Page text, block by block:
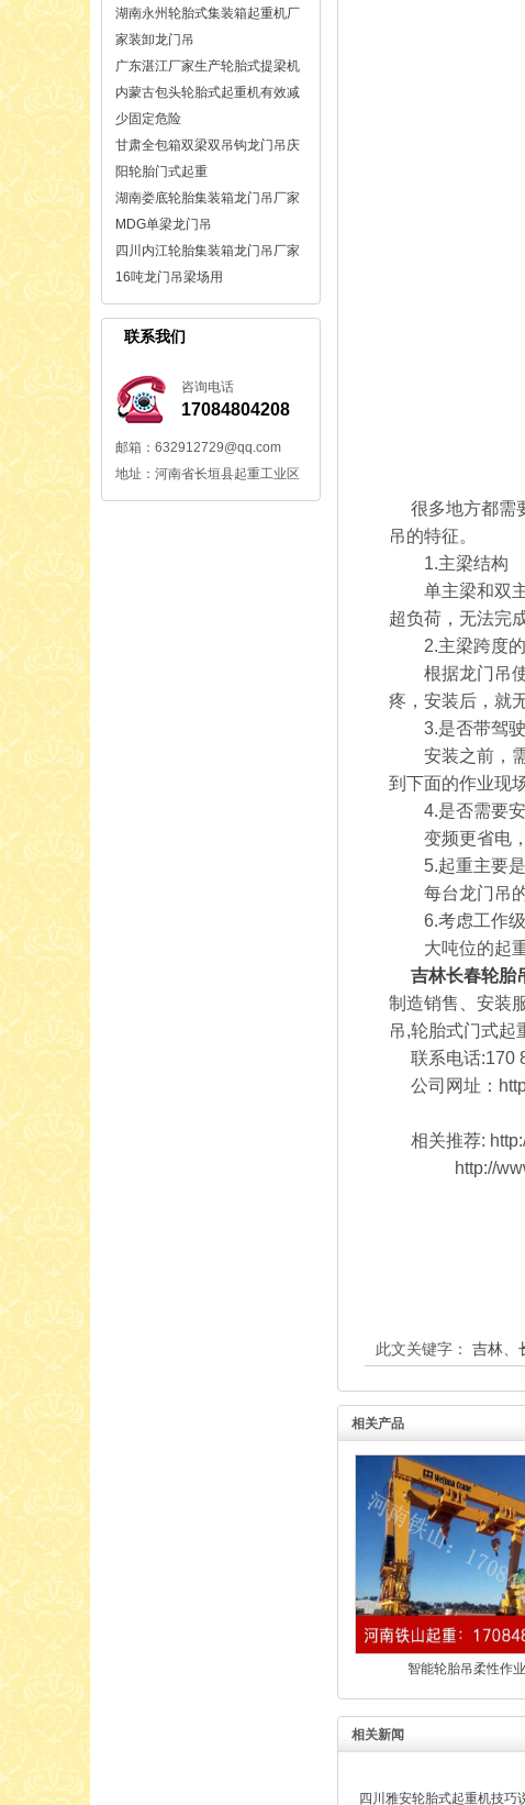
湖南永州轮胎式集装箱起重机厂
家装卸龙门吊
广东湛江厂家生产轮胎式提梁机
内蒙古包头轮胎式起重机有效减
少固定危险
甘肃全包箱双梁双吊钩龙门吊庆
阳轮胎门式起重
湖南娄底轮胎集装箱龙门吊厂家
MDG单梁龙门吊
四川内江轮胎集装箱龙门吊厂家
16吨龙门吊梁场用
联系我们
咨询电话
17084804208
邮箱：632912729@qq.com
地址：河南省长垣县起重工业区
很多地方都需
吊的特征。
1.主梁结构
单主梁和双主
超负荷，无法完
2.主梁跨度的
根据龙门吊使
疼，安装后，就
3.是否带驾驶
安装之前，需
到下面的作业现
4.是否需要安
变频更省电，
5.起重主要是
每台龙门吊的
6.考虑工作级
大吨位的起重
吉林长春轮胎
制造销售、安装
吊,轮胎式门式起
联系电话:170
公司网址：
相关推荐:
http://
此文关键字： 吉林
相关产品
智能轮胎吊柔性作业
相关新闻
四川雅安轮胎式起重机技巧